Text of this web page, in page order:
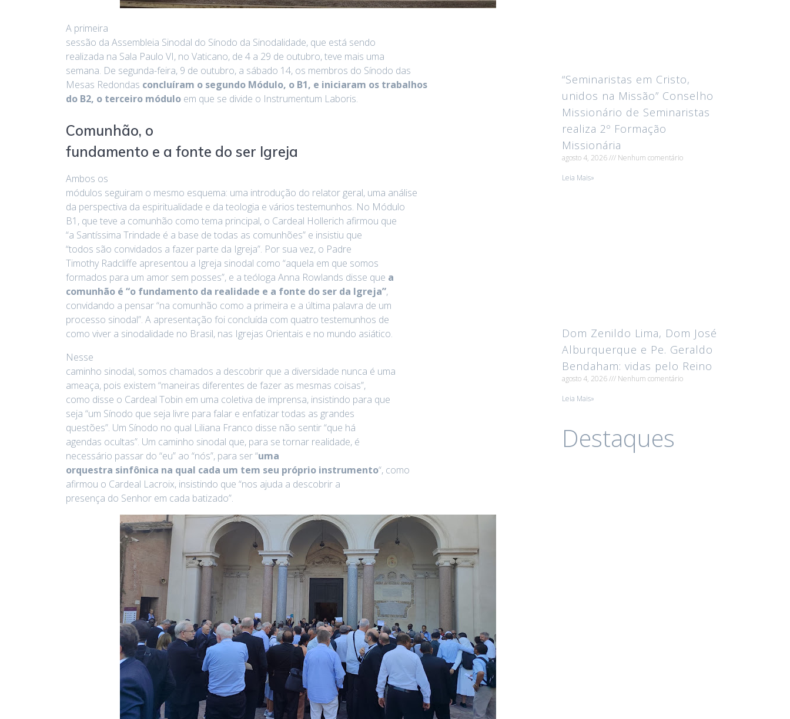
“Seminaristas em Cristo,
unidos na Missão” Conselho
Missionário de Seminaristas
realiza 2º Formação
Missionária
agosto 4, 2026
Nenhum comentário
Leia Mais»
Dom Zenildo Lima, Dom José
Alburquerque e Pe. Geraldo
Bendaham: vidas pelo Reino
agosto 4, 2026
Nenhum comentário
Leia Mais»
Destaques
A primeira
sessão da Assembleia Sinodal do Sínodo da Sinodalidade, que está sendo
realizada na Sala Paulo VI, no Vaticano, de 4 a 29 de outubro, teve mais uma
semana. De segunda-feira, 9 de outubro, a sábado 14, os membros do Sínodo das
Mesas Redondas concluíram o segundo Módulo, o B1, e iniciaram os trabalhos
do B2, o terceiro módulo em que se divide o Instrumentum Laboris.
Comunhão, o
fundamento e a fonte do ser Igreja
Ambos os
módulos seguiram o mesmo esquema: uma introdução do relator geral, uma análise
da perspectiva da espiritualidade e da teologia e vários testemunhos. No Módulo
B1, que teve a comunhão como tema principal, o Cardeal Hollerich afirmou que
“a Santíssima Trindade é a base de todas as comunhões” e insistiu que
“todos são convidados a fazer parte da Igreja”. Por sua vez, o Padre
Timothy Radcliffe apresentou a Igreja sinodal como “aquela em que somos
formados para um amor sem posses”, e a teóloga Anna Rowlands disse que a
comunhão é “o fundamento da realidade e a fonte do ser da Igreja”,
convidando a pensar “na comunhão como a primeira e a última palavra de um
processo sinodal”. A apresentação foi concluída com quatro testemunhos de
como viver a sinodalidade no Brasil, nas Igrejas Orientais e no mundo asiático.
Nesse
caminho sinodal, somos chamados a descobrir que a diversidade nunca é uma
ameaça, pois existem “maneiras diferentes de fazer as mesmas coisas”,
como disse o Cardeal Tobin em uma coletiva de imprensa, insistindo para que
seja “um Sínodo que seja livre para falar e enfatizar todas as grandes
questões”. Um Sínodo no qual Liliana Franco disse não sentir “que há
agendas ocultas”. Um caminho sinodal que, para se tornar realidade, é
necessário passar do “eu” ao “nós”, para ser “uma
orquestra sinfônica na qual cada um tem seu próprio instrumento“, como
afirmou o Cardeal Lacroix, insistindo que “nos ajuda a descobrir a
presença do Senhor em cada batizado”.